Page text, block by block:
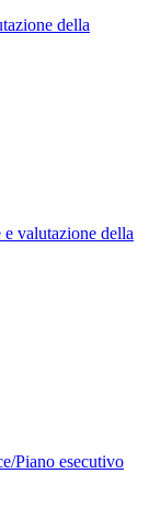
della
valutazione della
Piano esecutivo